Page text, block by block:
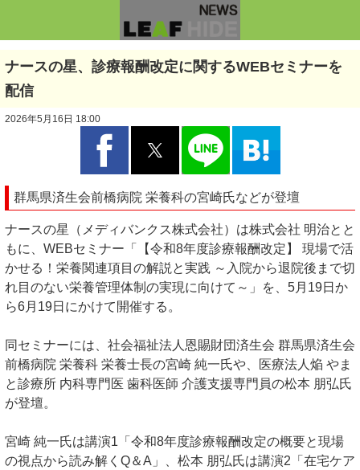
ナースの星、診療報酬改定に関するWEBセミナーを
配信
2026年5月16日 18:00
群馬県済生会前橋病院 栄養科の宮崎氏などが登壇
ナースの星（メディバンクス株式会社）は株式会社 明治とと
もに、WEBセミナー「【令和8年度診療報酬改定】 現場で活
かせる！栄養関連項目の解説と実践 ～入院から退院後まで切
れ目のない栄養管理体制の実現に向けて～」を、5月19日か
ら6月19日にかけて開催する。
同セミナーには、社会福祉法人恩賜財団済生会 群馬県済生会
前橋病院 栄養科 栄養士長の宮崎 純一氏や、医療法人焔 やま
と診療所 内科専門医 歯科医師 介護支援専門員の松本 朋弘氏
が登壇。
宮崎 純一氏は講演1「令和8年度診療報酬改定の概要と現場
の視点から読み解くQ＆A」、松本 朋弘氏は講演2「在宅ケア